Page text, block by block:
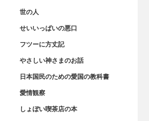
世の人
せいいっぱいの悪口
フツーに方丈記
やさしい神さまのお話
日本国民のための愛国の教科書
愛情観察
しょぼい喫茶店の本